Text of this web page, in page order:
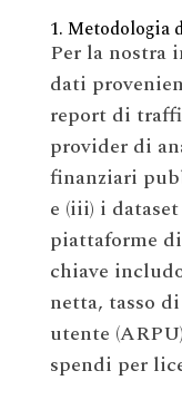
1. Metodologia
Per la nostra
dati
report di
provider di
finanziari
e (iii) i
piattaforme
chiave
netta, tasso
utente
spendi per